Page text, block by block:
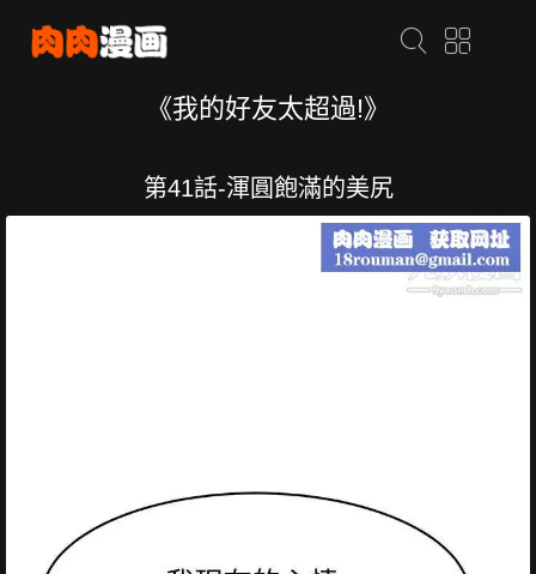
《我的好友太超過!》
第41話-渾圓飽滿的美尻